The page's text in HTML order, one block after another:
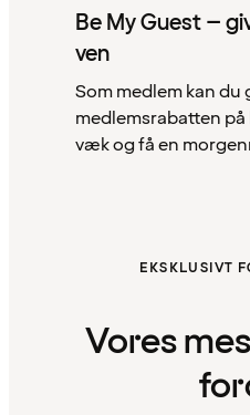
Be My Guest –
ven
Som medlem kan du
medlemsrabatten
væk og få en
EKSKLUSIVT
Vores